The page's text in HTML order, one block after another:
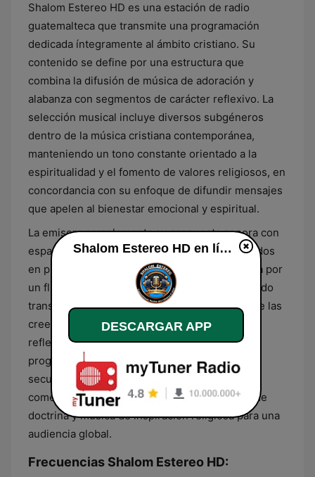
Shalom Estereo HD es una estación de radio
guatemalteca que transmite una programación
dedicada íntegramente al ámbito cristiano. Su
contenido se define por una estructura que
combina la difusión de música de adoración y
alabanza con segmentos de carácter reflexivo. La
selección musical incluye diversos subgéneros
dentro de la música cristiana contemporánea,
manteniendo un tono constante orientado a la
espiritualidad y el fomento de valores religiosos, en
concordancia con su enfoque de difundir mensajes
que apelen al bienestar emocional y espiritual.
La emisora complementa su propuesta sonora con
espacios de oratoria y enseñanza fundamentados
en principios bíblicos. El formato se caracteriza por
un flujo continuo de contenidos de fe, ofreciendo
transmisiones que buscan el fortalecimiento de las
creencias del oyente mediante la palabra y la
reflexión. Al ser una estación temática, su
programación prescinde de géneros musicales
seculares o contenidos de entretenimiento
comercial, priorizando en su lugar la difusión de
doctrina y música de inspiración religiosa para una
audiencia global.
Frecuencias Shalom Estereo HD:
Shalom Estereo HD en línea
DESCARGAR APP